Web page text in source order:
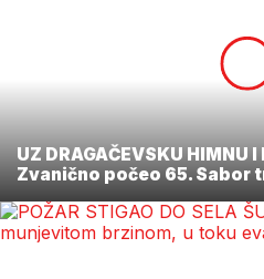
UZ DRAGAČEVSKU HIMNU
Zvanično počeo 65. Sabor